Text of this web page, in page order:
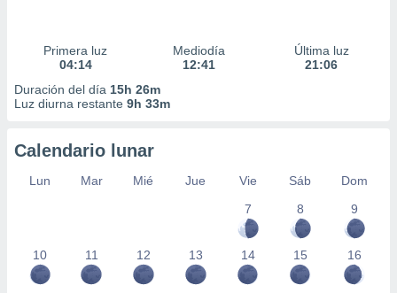
Primera luz
04:14
Mediodía
12:41
Última luz
21:06
Duración del día 15h 26m
Luz diurna restante 9h 33m
Calendario lunar
Lun Mar Mié Jue Vie Sáb
Dom
7
8 9
10 11 12 13 14 15 16